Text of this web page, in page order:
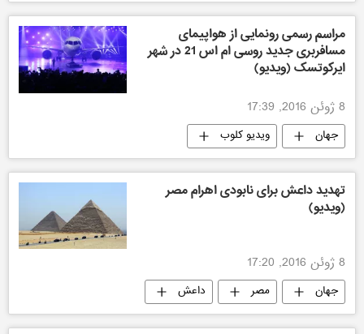
مراسم رسمی رونمایی از هواپیمای
مسافربری جدید روسی ام اس 21 در شهر
ایرکوتسک (ویدیو)
8 ژوئن 2016, 17:39
جهان ویدیو کلوب
تهدید داعش برای نابودی اهرام مصر
(ویدیو)
8 ژوئن 2016, 17:20
جهان مصر داعش